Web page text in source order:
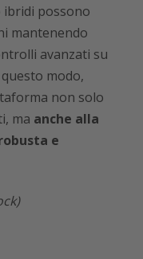
possono
mantenendo
avanzati su
modo,
non solo
ma anche alla
e